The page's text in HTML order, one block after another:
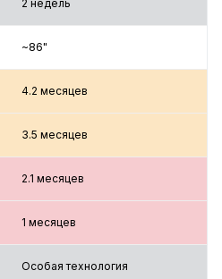
2 недель
~86"
4.2 месяцев
3.5 месяцев
2.1 месяцев
1 месяцев
Особая технология